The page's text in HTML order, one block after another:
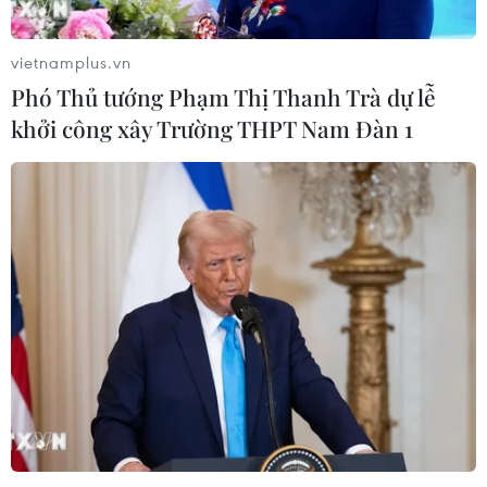
07/08/2026 00:56
Đảng Cộng hòa đề xuất dự luật trao
thêm thẩm quyền thuế quan cho ông
Mỹ: Lãi suất thế chấp tăng lên mức
cao nhất kể từ tháng Bảy năm ngoái
07/08/2026 00:05
Google Wallet cho phép phụ huynh
thiết lập số dư an toàn của con cái
vietnamplus.vn
Phó Thủ tướng Phạm Thị Thanh Trà dự lễ
khởi công xây Trường THPT Nam Đàn 1